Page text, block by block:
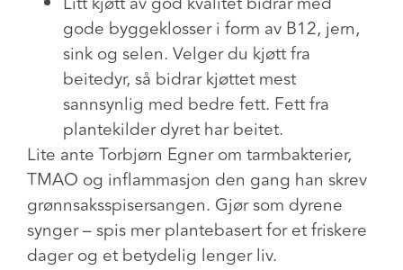
gode byggeklosser i form av B12, jern,
sink og selen. Velger du kjøtt fra
beitedyr, så bidrar kjøttet mest
sannsynlig med bedre fett. Fett fra
plantekilder dyret har beitet.
Lite ante Torbjørn Egner om tarmbakterier,
TMAO og inflammasjon den gang han skrev
grønnsaksspisersangen. Gjør som dyrene
synger – spis mer plantebasert for et friskere
dager og et betydelig lenger liv.